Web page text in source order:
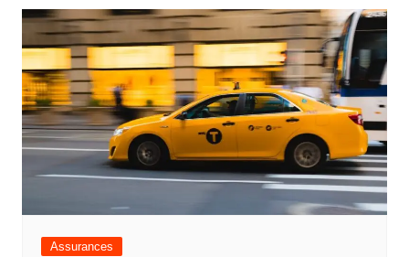
l’article
Assurances